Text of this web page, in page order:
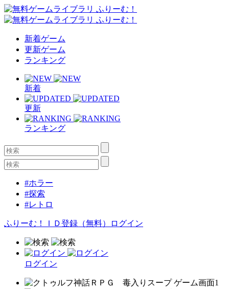
新着ゲーム
更新ゲーム
ランキング
新着
更新
ランキング
#ホラー
#探索
#レトロ
ふりーむ！ＩＤ登録（無料） ログイン
ログイン